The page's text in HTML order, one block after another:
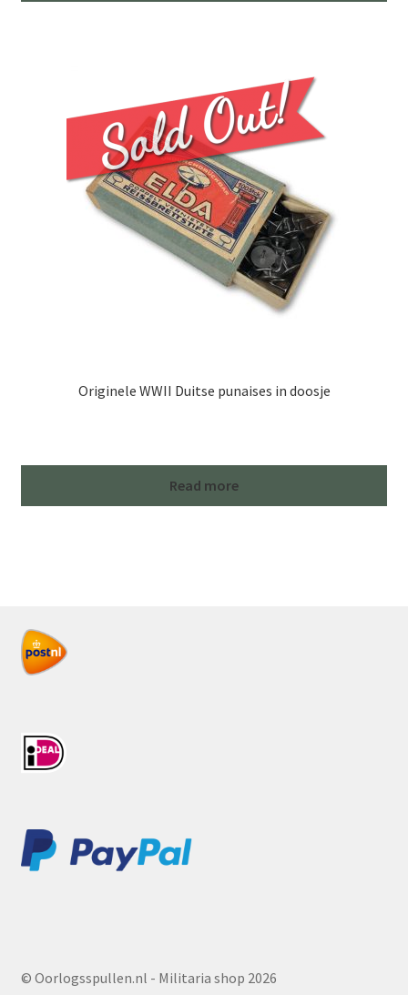
Originele WWII Duitse punaises in doosje
Read more
© Oorlogsspullen.nl - Militaria shop 2026